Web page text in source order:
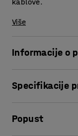
Više
Informacije o
Budući da je
i poklopcem koji
Specifikacije
Širina: 150
Popust